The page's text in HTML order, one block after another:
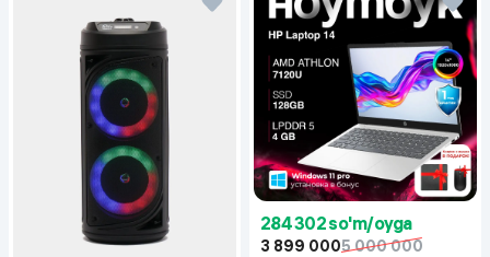
284 302 so'm/oyga
3 899 0005 000 000